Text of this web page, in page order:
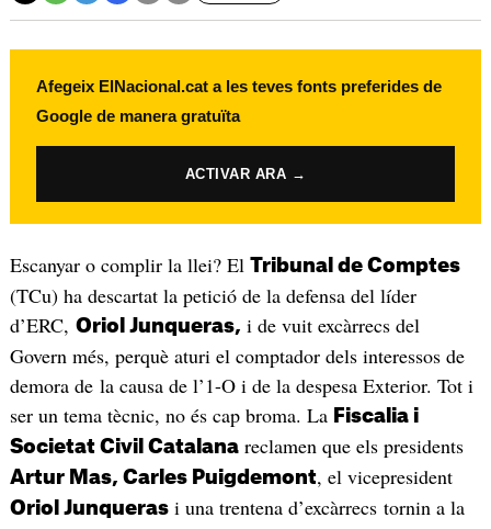
Afegeix ElNacional.cat a les teves fonts preferides de
Google de manera gratuïta
ACTIVAR ARA →
Escanyar o complir la llei? El Tribunal de Comptes
(TCu) ha descartat la petició de la defensa del líder
d’ERC, Oriol Junqueras, i de vuit excàrrecs del
Govern més, perquè aturi el comptador dels interessos de
demora de la causa de l’1-O i de la despesa Exterior. Tot i
ser un tema tècnic, no és cap broma. La Fiscalia i
Societat Civil Catalanareclamen que els presidents
Artur Mas, Carles Puigdemont, el vicepresident
Oriol Junquerasi una trentena d’excàrrecs tornin a la